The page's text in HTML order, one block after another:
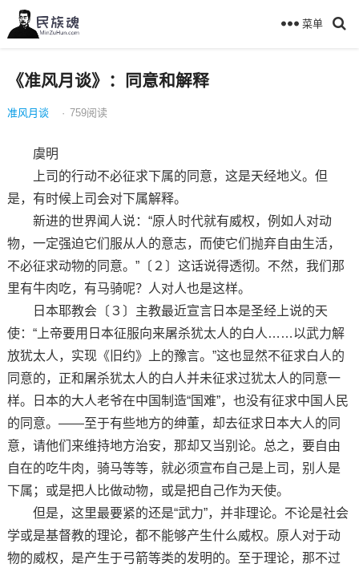
菜单
《准风月谈》：同意和解释
准风月谈 · 759阅读
虞明
上司的行动不必征求下属的同意，这是天经地义。但
是，有时候上司会对下属解释。
新进的世界闻人说：“原人时代就有威权，例如人对动
物，一定强迫它们服从人的意志，而使它们抛弃自由生活，
不必征求动物的同意。”〔２〕这话说得透彻。不然，我们那
里有牛肉吃，有马骑呢？人对人也是这样。
日本耶教会〔３〕主教最近宣言日本是圣经上说的天
使：“上帝要用日本征服向来屠杀犹太人的白人……以武力解
放犹太人，实现《旧约》上的豫言。”这也显然不征求白人的
同意的，正和屠杀犹太人的白人并未征求过犹太人的同意一
样。日本的大人老爷在中国制造“国难”，也没有征求中国人民
的同意。——至于有些地方的绅董，却去征求日本大人的同
意，请他们来维持地方治安，那却又当别论。总之，要自由
自在的吃牛肉，骑马等等，就必须宣布自己是上司，别人是
下属；或是把人比做动物，或是把自己作为天使。
但是，这里最要紧的还是“武力”，并非理论。不论是社会
学或是基督教的理论，都不能够产生什么威权。原人对于动
物的威权，是产生于弓箭等类的发明的。至于理论，那不过